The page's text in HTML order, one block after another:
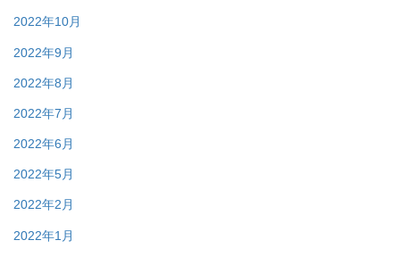
2022年10月
2022年9月
2022年8月
2022年7月
2022年6月
2022年5月
2022年2月
2022年1月